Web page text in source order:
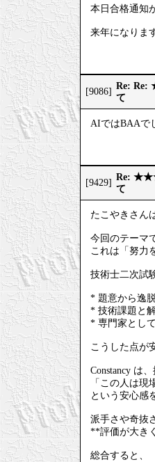
本日合格通知
来年になりま
[9086]
Re: Re:
て
AIではBAAで
[9429]
Re: ★★★
て
たこやきさん
今回のテーマ
これは「努力
技術士二次試
* 題意から逸
* 技術課題と
* 専門家とし
こうした点が
Constancy は
「この人は現
という安心感
派手さや奇抜
**評価が大き
総合すると、